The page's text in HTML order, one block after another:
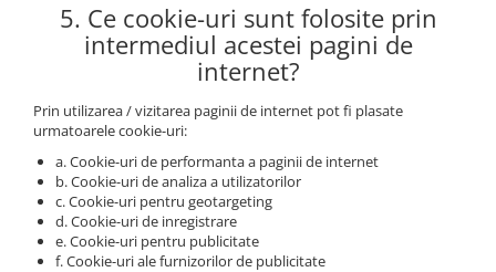
5. Ce cookie-uri sunt folosite prin
intermediul acestei pagini de
internet?
Prin utilizarea / vizitarea paginii de internet pot fi plasate
urmatoarele cookie-uri:
a. Cookie-uri de performanta a paginii de internet
b. Cookie-uri de analiza a utilizatorilor
c. Cookie-uri pentru geotargeting
d. Cookie-uri de inregistrare
e. Cookie-uri pentru publicitate
f. Cookie-uri ale furnizorilor de publicitate